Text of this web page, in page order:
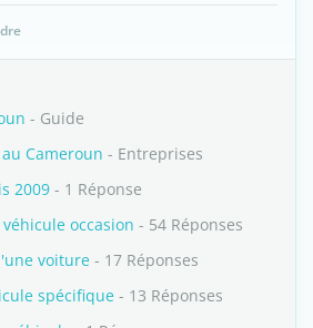
- Guide
Cameroun - Entreprises
2009 - 1 Réponse
occasion - 54 Réponses
voiture - 17 Réponses
spécifique - 13 Réponses